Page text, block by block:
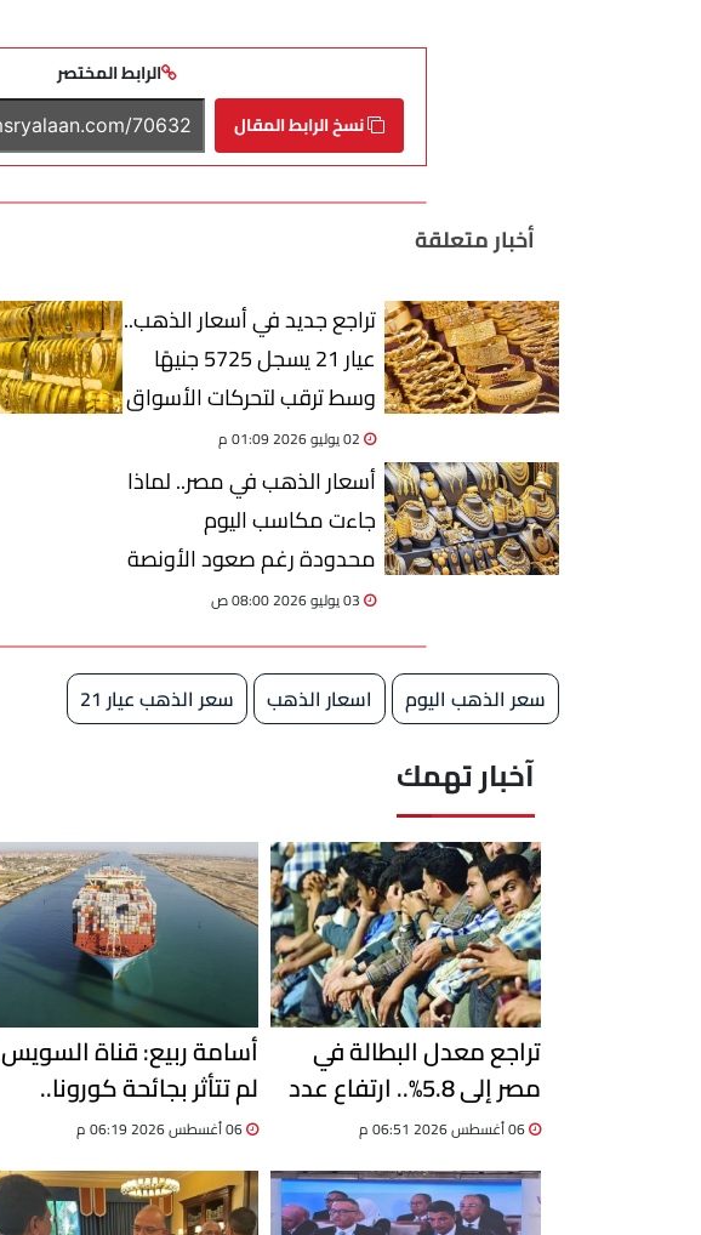
الرابط المختصر
نسخ الرابط المقال
أخبار متعلقة
تراجع جديد في أسعار الذهب..
عيار 21 يسجل 5725 جنيهًا
وسط ترقب لتحركات الأسواق
العالمية
أسعار الذهب في مصر.. لماذا
جاءت مكاسب اليوم
محدودة رغم صعود الأونصة
عالميًا؟
سعر الذهب اليوم اسعار الذهب سعر الذهب عيار 21
آخبار تهمك
تراجع معدل البطالة في
مصر إلى 5.8%.. ارتفاع عدد
خلال الربع الثاني 2026
أسامة ربيع: قناة السويس
لم تتأثر بجائحة كورونا..
وحققنا نموًا 8% في حركة
السفن
06 أغسطس 2026 06:19 م